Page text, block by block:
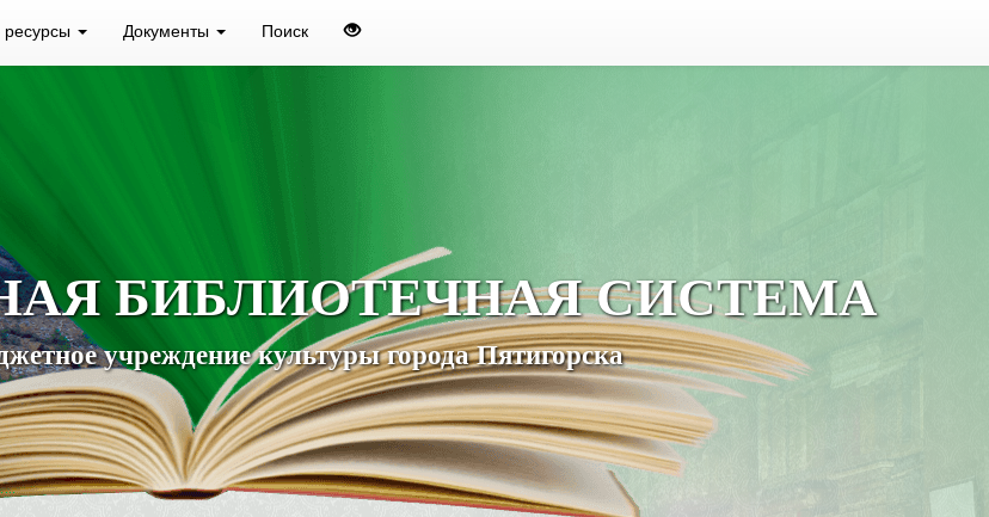
Документы Поиск
БИБЛИОТЕЧНАЯ СИСТЕМА
учреждение культуры города Пятигорска